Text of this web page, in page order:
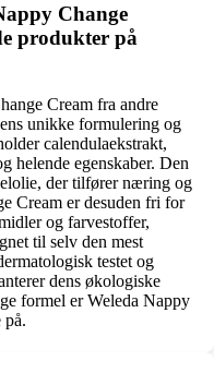
Change
produkter på
Cream fra andre
unikke formulering og
calendulaekstrakt,
helende egenskaber. Den
der tilfører næring og
Cream er desuden fri for
og farvestoffer,
til selv den mest
testet og
dens økologiske
formel er Weleda Nappy
på.